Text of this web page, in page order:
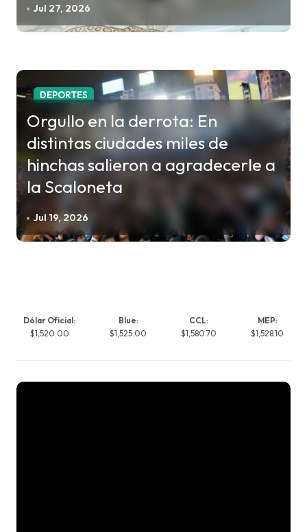
Jul 27, 2026
DEPORTES
Orgullo en la derrota: En
distintas ciudades miles de
hinchas salieron a agradecerle a
la Scaloneta
Jul 19, 2026
Dólar Oficial:
$1,520.00
Blue:
$1,525.00
CCL:
$1,580.70
MEP:
$1,528.10